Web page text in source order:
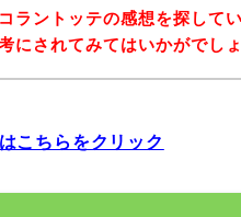
ラントッテの感想を探して
にされてみてはいかがでし
こちらをクリック